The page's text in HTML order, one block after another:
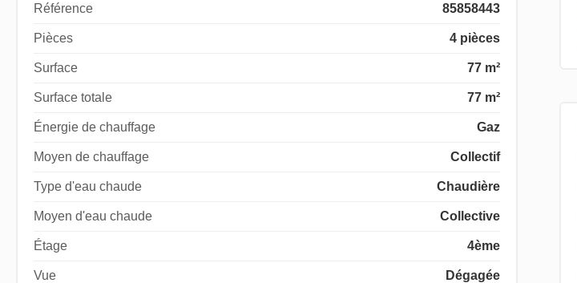
Référence 85858443
Pièces 4 pièces
Surface 77 m²
Surface totale 77 m²
Énergie de chauffage Gaz
Moyen de chauffage Collectif
Type d'eau chaude Chaudière
Moyen d'eau chaude Collective
Étage 4ème
Vue Dégagée